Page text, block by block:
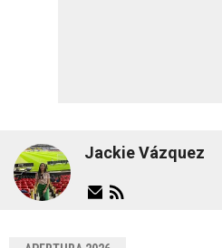
Jackie Vázquez